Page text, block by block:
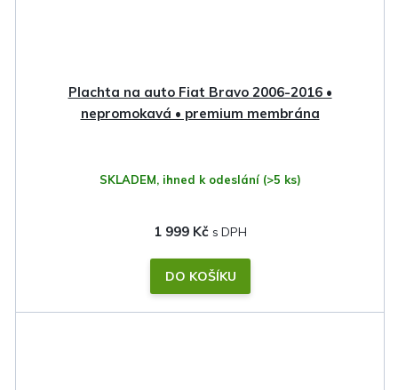
Plachta na auto Fiat Bravo 2006-2016 •
nepromokavá • premium membrána
SKLADEM, ihned k odeslání (>5 ks)
1 999 Kč
DO KOŠÍKU